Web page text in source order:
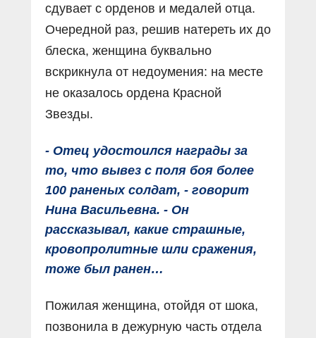
сдувает с орденов и медалей отца.
Очередной раз, решив натереть их до
блеска, женщина буквально
вскрикнула от недоумения: на месте
не оказалось ордена Красной
Звезды.
- Отец удостоился награды за
то, что вывез с поля боя более
100 раненых солдат, - говорит
Нина Васильевна. - Он
рассказывал, какие страшные,
кровопролитные шли сражения,
тоже был ранен…
Пожилая женщина, отойдя от шока,
позвонила в дежурную часть отдела